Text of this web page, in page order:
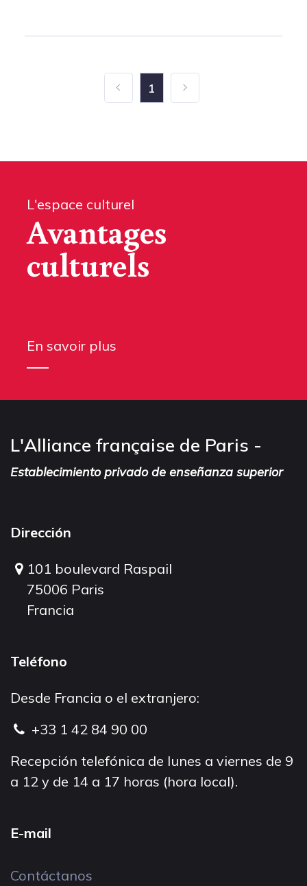
1
L'espace culturel
Avantages
culturels
En savoir plus
L'Alliance française de Paris -
Establecimiento privado de enseñanza superior
Dirección
101 boulevard Raspail
75006 Paris
Francia
Teléfono
Desde Francia o el extranjero:
+33 1 42 84 90 00
Recepción telefónica de lunes a viernes de 9
a 12 y de 14 a 17 horas (hora local).
E-mail
Contáctanos